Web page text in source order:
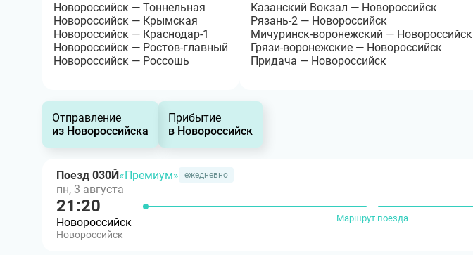
Новороссийск — Тоннельная
Новороссийск — Крымская
Новороссийск — Краснодар-1
Новороссийск — Ростов-главный
Новороссийск — Россошь
Казанский Вокзал — Новороссийск
Рязань-2 — Новороссийск
Мичуринск-воронежский — Новороссийск
Грязи-воронежские — Новороссийск
Придача — Новороссийск
Отправление
из Новороссийска
Прибытие
в Новороссийск
Поезд 030Й«Премиум» ежедневно
пн, 3 августа
21:20
Новороссийск
Новороссийск
Маршрут поезда